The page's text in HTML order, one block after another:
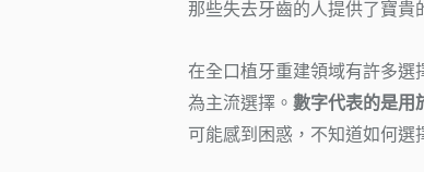
那些失去牙齒的人提供了寶貴
在全口植牙重建領域有許多
為主流選擇。 數字代表的是用
可能感到困惑，不知道如何選